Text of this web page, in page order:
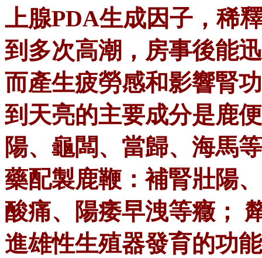
上腺PDA生成因子，稀
到多次高潮，房事後能
而產生疲勞感和影響腎
到天亮的主要成分是鹿
陽、龜闆、當歸、海馬
藥配製鹿鞭：補腎壯陽
酸痛、陽痿早洩等癥；
進雄性生殖器發育的功